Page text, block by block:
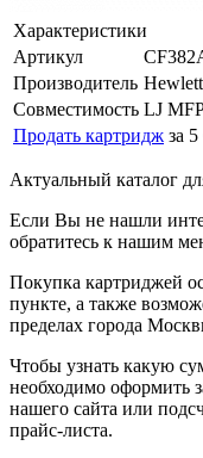
Характеристики
Артикул
Производитель
Совместимость LJ
Продать картридж за
Актуальный каталог
Если Вы не нашли
обратитесь к нашим
Покупка картриджей
пункте, а также
пределах города
Чтобы узнать какую
необходимо оформить
нашего сайта или
прайс-листа.